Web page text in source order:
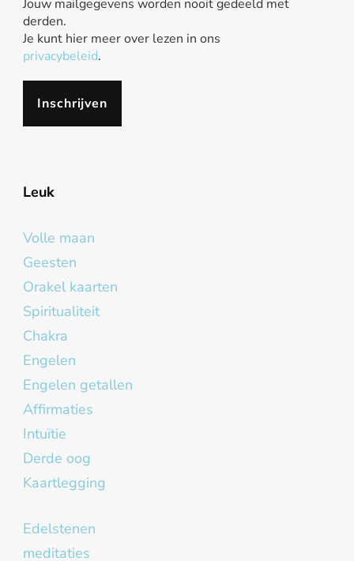
Jouw mailgegevens worden nooit gedeeld met
derden.
Je kunt hier meer over lezen in ons
privacybeleid.
Leuk
Volle maan
Geesten
Orakel kaarten
Spiritualiteit
Chakra
Engelen
Engelen getallen
Affirmaties
Intuïtie
Derde oog
Kaartlegging
Edelstenen
meditaties